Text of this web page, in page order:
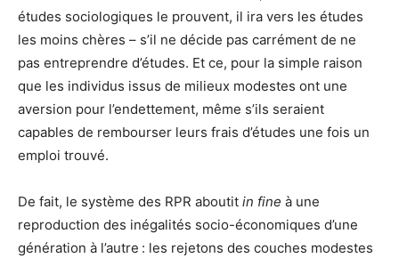
études sociologiques le prouvent, il ira vers les études
les moins chères – s’il ne décide pas carrément de ne
pas entreprendre d’études. Et ce, pour la simple raison
que les individus issus de milieux modestes ont une
aversion pour l’endettement, même s’ils seraient
capables de rembourser leurs frais d’études une fois un
emploi trouvé.
De fait, le système des RPR aboutit in fine à une
reproduction des inégalités socio-économiques d’une
génération à l’autre : les rejetons des couches modestes